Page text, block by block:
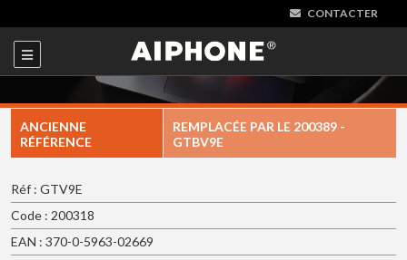
CONTACTER
ANCIENNE
RÉFÉRENCE
REMPLACÉE PAR LE 200389 -
GTBV9E
Réf : GTV9E
Code : 200318
EAN : 370-0-5963-02669